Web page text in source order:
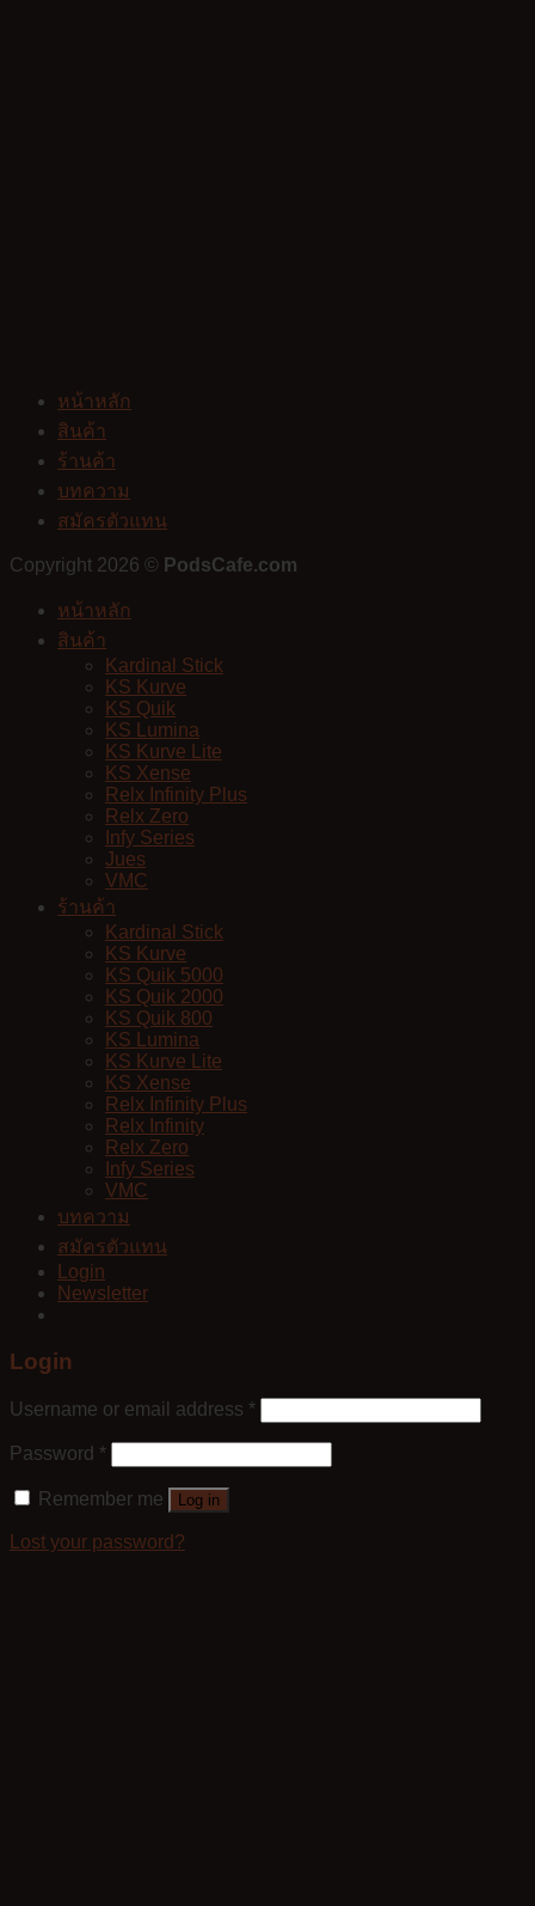
หน้าหลัก
สินค้า
ร้านค้า
บทความ
สมัครตัวแทน
Copyright 2026 © PodsCafe.com
หน้าหลัก
สินค้า
Kardinal Stick
KS Kurve
KS Quik
KS Lumina
KS Kurve Lite
KS Xense
Relx Infinity Plus
Relx Zero
Infy Series
Jues
VMC
ร้านค้า
Kardinal Stick
KS Kurve
KS Quik 5000
KS Quik 2000
KS Quik 800
KS Lumina
KS Kurve Lite
KS Xense
Relx Infinity Plus
Relx Infinity
Relx Zero
Infy Series
VMC
บทความ
สมัครตัวแทน
Login
Newsletter
Login
Username or email address *
Password *
Remember me Log in
Lost your password?